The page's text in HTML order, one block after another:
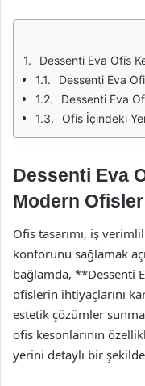
Dessenti Eva Ofis Keson
Dessenti Eva
Dessenti Eva
Ofis İçindeki
Dessenti Eva
Modern
Ofis tasarımı, iş
konforunu sağlamak
bağlamda, **Dessenti
ofislerin ihtiyaçlarını
estetik çözümler
ofis kesonlarının
yerini detaylı bir